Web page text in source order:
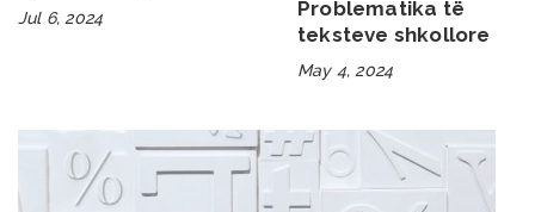
Jul 6, 2024
Problematika të
teksteve shkollore
May 4, 2024